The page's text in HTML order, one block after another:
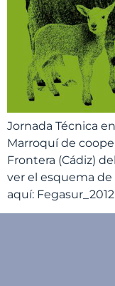
Jornada Técnica
Marroquí de
Frontera (Cádiz)
ver el esquema
aquí: Fegasur_2012